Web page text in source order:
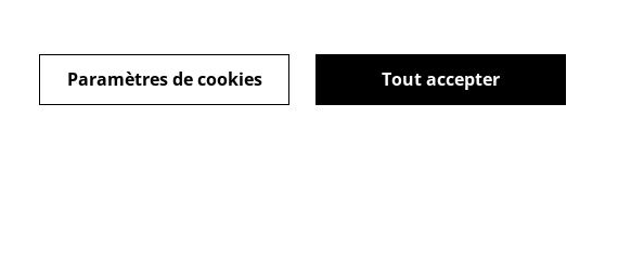
Contactez-nous
Tout accepter
Paramètres de cookies